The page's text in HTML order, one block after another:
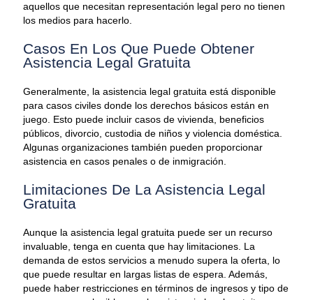
aquellos que necesitan representación legal pero no tienen
los medios para hacerlo.
Casos En Los Que Puede Obtener
Asistencia Legal Gratuita
Generalmente, la asistencia legal gratuita está disponible
para casos civiles donde los derechos básicos están en
juego. Esto puede incluir casos de vivienda, beneficios
públicos, divorcio, custodia de niños y violencia doméstica.
Algunas organizaciones también pueden proporcionar
asistencia en casos penales o de inmigración.
Limitaciones De La Asistencia Legal
Gratuita
Aunque la asistencia legal gratuita puede ser un recurso
invaluable, tenga en cuenta que hay limitaciones. La
demanda de estos servicios a menudo supera la oferta, lo
que puede resultar en largas listas de espera. Además,
puede haber restricciones en términos de ingresos y tipo de